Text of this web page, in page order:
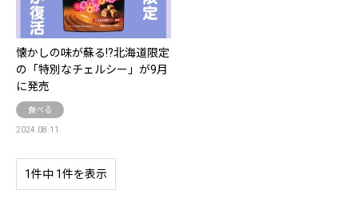
懐かしの味が蘇る!?北海道限定
の「特別なチェルシー」が9月
に発売
食べる
2024.08.11
1件中 1件を表示